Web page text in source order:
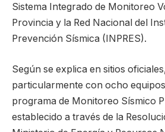
Sistema Integrado de Monitoreo
Provincia y la Red Nacional del
Prevención Sísmica (INPRES).
Según se explica en sitios
particularmente con ocho
programa de Monitoreo Sísmico
establecido a través de la